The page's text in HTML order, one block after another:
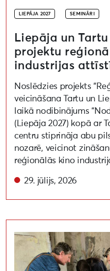
LIEPĀJA 2027 SEMINĀRI
Liepāja un
projektu
industrijas
Noslēdzies projekts
veicināšana Tartu un
laikā nodibinājums
(Liepāja 2027) kopā ar
centru stiprināja abu
nozarē, veicinot
reģionālās kino
29. jūlijs, 2026